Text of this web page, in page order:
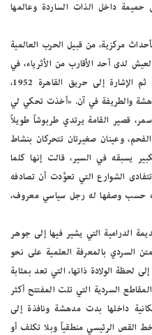
داخل الذات الساردة وعالمها
مركزية، من قبيل الحرب العالمية
لدى أحد الأقارب من الأثرياء، في
مأمن من أي غارات محتملة من الألمان، ثم الإشارة إلى حريق القاهرة 1952،
والطريفة في آن. «أخذت تحكي لي
قصير القامة يرتدي طربوشاً طويلاً
وعينان صغيرتان تتحركان بنشاط
يسبقه في السير، قالت إنها كلما
الشوارع التي تعوَّدت أن تصادفه
حسب وصفها له رجل سياسي معروف،
الدرامية التي يشير فيها إلى جوهر
السردي بالمعرفة العلمية على نحو
لحظة الولادة ذاتها، التي تعد بمثابة
السردية التي تلت المفتتح أكثر
داخلها بدت مدهشة ونافذة إلى
القص الرئيسي منطقياً وبلا تكلف أو